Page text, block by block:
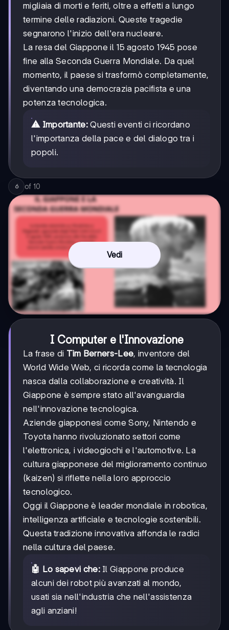
migliaia di morti e feriti, oltre a effetti a lungo
termine delle radiazioni. Queste tragedie
segnarono l'inizio dell'era nucleare.
La resa del Giappone il 15 agosto 1945 pose
fine alla Seconda Guerra Mondiale. Da quel
momento, il paese si trasformò completamente,
diventando una democrazia pacifista e una
potenza tecnologica.
⚠️ Importante:Questi eventi ci ricordano
l'importanza della pace e del dialogo tra i
popoli.
6 of 10
Vedi
I Computer e l'Innovazione
La frase di Tim Berners-Lee, inventore del
World Wide Web, ci ricorda come la tecnologia
nasca dalla collaborazione e creatività. Il
Giappone è sempre stato all'avanguardia
nell'innovazione tecnologica.
Aziende giapponesi come Sony, Nintendo e
Toyota hanno rivoluzionato settori come
l'elettronica, i videogiochi e l'automotive. La
cultura giapponese del miglioramento continuo
(kaizen) si riflette nella loro approccio
tecnologico.
Oggi il Giappone è leader mondiale in robotica,
intelligenza artificiale e tecnologie sostenibili.
Questa tradizione innovativa affonda le radici
nella cultura del paese.
🤖 Lo sapevi che:Il Giappone produce
alcuni dei robot più avanzati al mondo,
usati sia nell'industria che nell'assistenza
agli anziani!